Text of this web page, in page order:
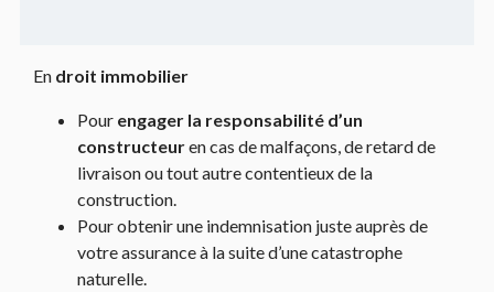
En droit immobilier
Pour engager la responsabilité d’un
constructeuren cas de malfaçons, de retard de
livraison ou tout autre contentieux de la
construction.
Pour obtenir une indemnisation juste auprès de
votre assurance à la suite d’une catastrophe
naturelle.